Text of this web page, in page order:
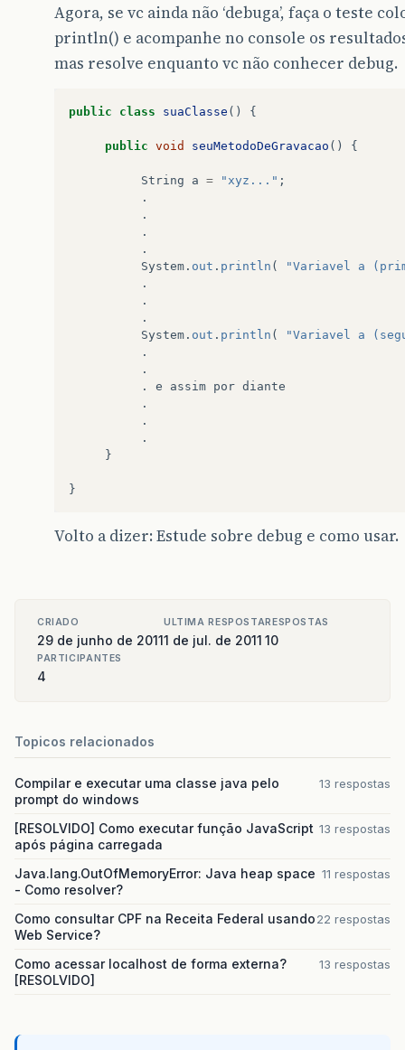
Agora, se vc ainda não ‘debuga’, faça o teste
println() e acompanhe no console os
mas resolve enquanto vc não conhecer debug.
public class suaClasse () {
public void seuMetodoDeGravacao () {
String a = "xyz..." ;
.
.
.
.
System . out . println (
"Variavel a
.
.
.
System . out . println (
"Variavel a
.
.
.
e assim por diante
.
.
.
}
}
Volto a dizer: Estude sobre debug e como usar.
CRIADO
29 de junho de 2011
ULTIMA RESPOSTA
1 de jul. de 2011
RESPOSTAS
10
PARTICIPANTES
4
Topicos relacionados
Compilar e executar uma classe java pelo
prompt do windows
13 respostas
[RESOLVIDO] Como executar função JavaScript
após página carregada
13 respostas
Java.lang.OutOfMemoryError: Java heap space
- Como resolver?
11 respostas
Como consultar CPF na Receita Federal usando
Web Service?
22 respostas
Como acessar localhost de forma externa?
[RESOLVIDO]
13 respostas